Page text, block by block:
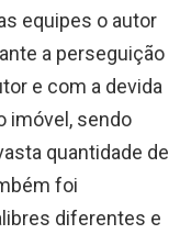
equipes o autor
a perseguição
e com a devida
imóvel, sendo
quantidade de
foi
diferentes e